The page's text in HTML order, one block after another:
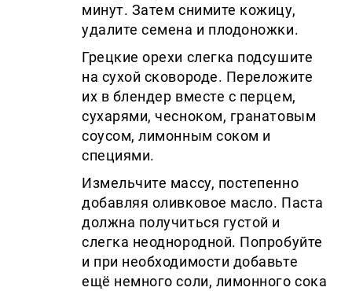
минут. Затем снимите кожицу,
удалите семена и плодоножки.
Грецкие орехи слегка подсушите
на сухой сковороде. Переложите
их в блендер вместе с перцем,
сухарями, чесноком, гранатовым
соусом, лимонным соком и
специями.
Измельчите массу, постепенно
добавляя оливковое масло. Паста
должна получиться густой и
слегка неоднородной. Попробуйте
и при необходимости добавьте
ещё немного соли, лимонного сока